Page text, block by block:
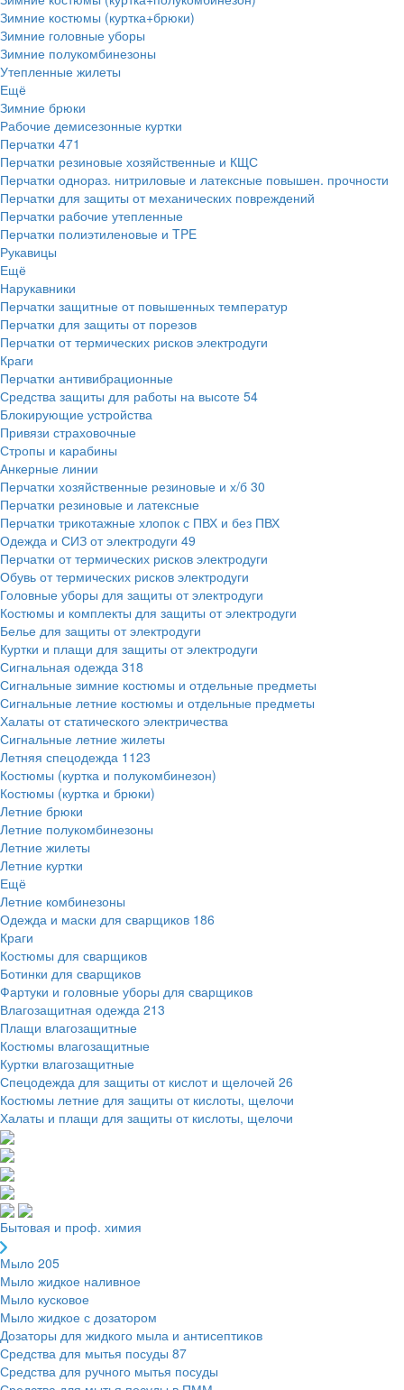
Зимние костюмы (куртка+брюки)
Зимние головные уборы
Зимние полукомбинезоны
Утепленные жилеты
Ещё
Зимние брюки
Рабочие демисезонные куртки
Перчатки 471
Перчатки резиновые хозяйственные и КЩС
Перчатки однораз. нитриловые и латексные повышен. прочности
Перчатки для защиты от механических повреждений
Перчатки рабочие утепленные
Перчатки полиэтиленовые и TPE
Рукавицы
Ещё
Нарукавники
Перчатки защитные от повышенных температур
Перчатки для защиты от порезов
Перчатки от термических рисков электродуги
Краги
Перчатки антивибрационные
Средства защиты для работы на высоте 54
Блокирующие устройства
Привязи страховочные
Стропы и карабины
Анкерные линии
Перчатки хозяйственные резиновые и х/б 30
Перчатки резиновые и латексные
Перчатки трикотажные хлопок с ПВХ и без ПВХ
Одежда и СИЗ от электродуги 49
Перчатки от термических рисков электродуги
Обувь от термических рисков электродуги
Головные уборы для защиты от электродуги
Костюмы и комплекты для защиты от электродуги
Белье для защиты от электродуги
Куртки и плащи для защиты от электродуги
Сигнальная одежда 318
Сигнальные зимние костюмы и отдельные предметы
Сигнальные летние костюмы и отдельные предметы
Халаты от статического электричества
Сигнальные летние жилеты
Летняя спецодежда 1123
Костюмы (куртка и полукомбинезон)
Костюмы (куртка и брюки)
Летние брюки
Летние полукомбинезоны
Летние жилеты
Летние куртки
Ещё
Летние комбинезоны
Одежда и маски для сварщиков 186
Краги
Костюмы для сварщиков
Ботинки для сварщиков
Фартуки и головные уборы для сварщиков
Влагозащитная одежда 213
Плащи влагозащитные
Костюмы влагозащитные
Куртки влагозащитные
Спецодежда для защиты от кислот и щелочей 26
Костюмы летние для защиты от кислоты, щелочи
Халаты и плащи для защиты от кислоты, щелочи
Бытовая и проф. химия
Мыло 205
Мыло жидкое наливное
Мыло кусковое
Мыло жидкое с дозатором
Дозаторы для жидкого мыла и антисептиков
Средства для мытья посуды 87
Средства для ручного мытья посуды